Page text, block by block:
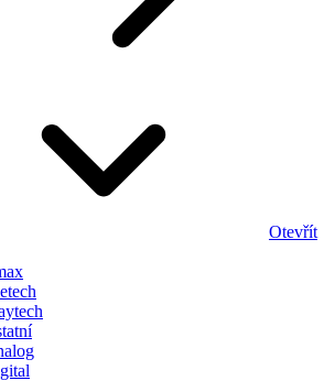
Otevřít